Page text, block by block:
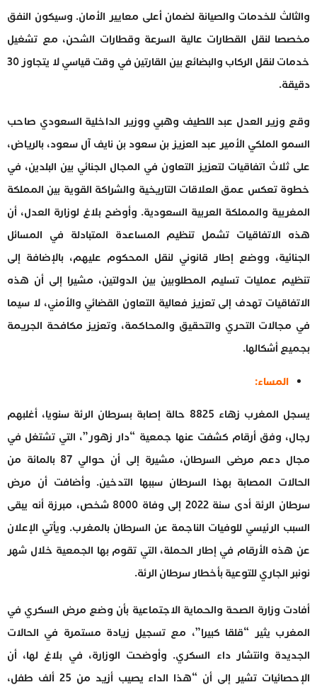
والثالث للخدمات والصيانة لضمان أعلى معايير الأمان. وسيكون النفق
مخصصا لنقل القطارات عالية السرعة وقطارات الشحن، مع تشغيل
خدمات لنقل الركاب والبضائع بين القارتين في وقت قياسي لا يتجاوز 30
دقيقة.
وقع وزير العدل عبد اللطيف وهبي ووزير الداخلية السعودي صاحب
السمو الملكي الأمير عبد العزيز بن سعود بن نايف آل سعود، بالرياض،
على ثلاث اتفاقيات لتعزيز التعاون في المجال الجنائي بين البلدين، في
خطوة تعكس عمق العلاقات التاريخية والشراكة القوية بين المملكة
المغربية والمملكة العربية السعودية. وأوضح بلاغ لوزارة العدل، أن
هذه الاتفاقيات تشمل تنظيم المساعدة المتبادلة في المسائل
الجنائية، ووضع إطار قانوني لنقل المحكوم عليهم، بالإضافة إلى
تنظيم عمليات تسليم المطلوبين بين الدولتين، مشيرا إلى أن هذه
الاتفاقيات تهدف إلى تعزيز فعالية التعاون القضائي والأمني، لا سيما
في مجالات التحري والتحقيق والمحاكمة، وتعزيز مكافحة الجريمة
بجميع أشكالها.
المساء:
يسجل المغرب زهاء 8825 حالة إصابة بسرطان الرئة سنويا، أغلبهم
رجال، وفق أرقام كشفت عنها جمعية “دار زهور”، التي تشتغل في
مجال دعم مرضى السرطان، مشيرة إلى أن حوالي 87 بالمائة من
الحالات المصابة بهذا السرطان سببها التدخين. وأضافت أن مرض
سرطان الرئة أدى سنة 2022 إلى وفاة 8000 شخص، مبرزة أنه يبقى
السبب الرئيسي للوفيات الناجمة عن السرطان بالمغرب. ويأتي الإعلان
عن هذه الأرقام في إطار الحملة، التي تقوم بها الجمعية خلال شهر
نونبر الجاري للتوعية بأخطار سرطان الرئة.
أفادت وزارة الصحة والحماية الاجتماعية بأن وضع مرض السكري في
المغرب يثير “قلقا كبيرا”، مع تسجيل زيادة مستمرة في الحالات
الجديدة وانتشار داء السكري. وأوضحت الوزارة، في بلاغ لها، أن
الإحصائيات تشير إلى أن “هذا الداء يصيب أزيد من 25 ألف طفل،